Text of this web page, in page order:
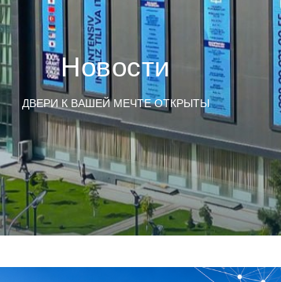
Новости
ДВЕРИ К ВАШЕЙ МЕЧТЕ ОТКРЫТЫ